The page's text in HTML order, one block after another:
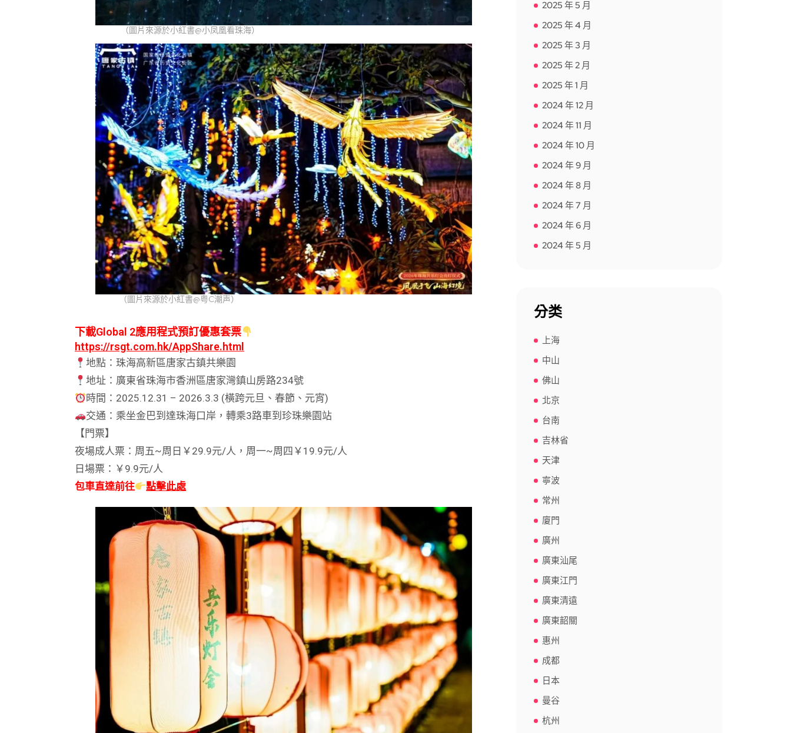
（圖片來源於小紅書@小凤凰看珠海）
（圖片來源於小紅書@粤C潮声）
下載Global 2應用程式預訂優惠套票
https://rsgt.com.hk/AppShare.html
地點：珠海高新區唐家古鎮共樂園
地址：廣東省珠海市香洲區唐家灣鎮山房路234號
時間：2025.12.31 – 2026.3.3 (橫跨元旦、春節、元宵)
交通：乘坐金巴到達珠海口岸，轉乘3路車到珍珠樂園站
【門票】
夜場成人票：周五~周日￥29.9元/人，周一~周四￥19.9元/人
日場票：￥9.9元/人
包車直達前往
點擊此處
2025 年 5 月
2025 年 4 月
2025 年 3 月
2025 年 2 月
2025 年 1 月
2024 年 12 月
2024 年 11 月
2024 年 10 月
2024 年 9 月
2024 年 8 月
2024 年 7 月
2024 年 6 月
2024 年 5 月
分类
上海
中山
佛山
北京
台南
吉林省
天津
寧波
常州
廈門
廣州
廣東汕尾
廣東江門
廣東清遠
廣東韶關
惠州
成都
日本
曼谷
杭州